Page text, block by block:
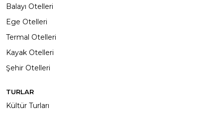
Balayı Otelleri
Ege Otelleri
Termal Otelleri
Kayak Otelleri
Şehir Otelleri
TURLAR
Kültür Turları